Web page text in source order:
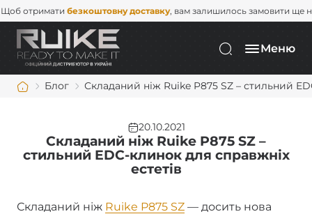
безкоштовну доставку, вам залишилось замовити ще на 2
Меню
Блог Складаний ніж Ruike P875 SZ – стильний
20.10.2021
Складаний ніж Ruike P875 SZ –
стильний EDC-клинок для справжніх
естетів
Складаний ніж Ruike P875 SZ — досить нова